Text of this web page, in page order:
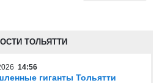
ТОЛЬЯТТИ
14:56
гиганты Тольятти